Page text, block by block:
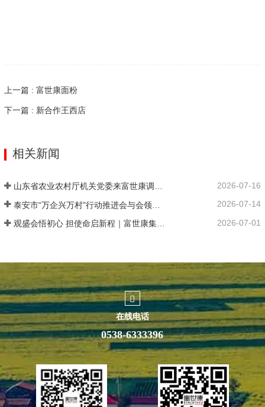
上一篇 : 富世康面粉
下一篇 : 新合作王西店
相关新闻
山东省农业农村厅机关党委来富世康调研党建工作 2026-07-16
2026-07-14
2026-07-01
在线电话
0538-6333396